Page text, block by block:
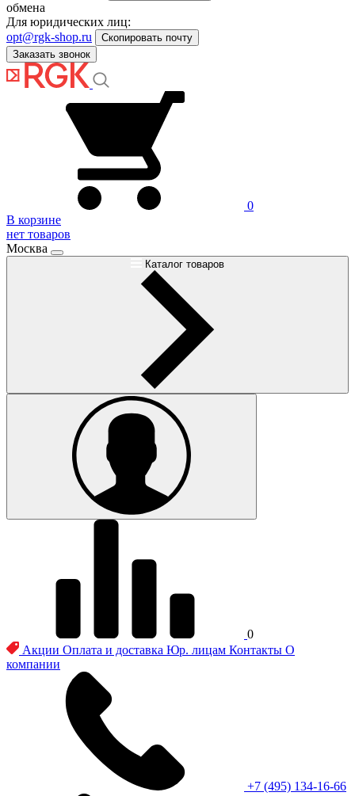
обмена
Для юридических лиц:
opt@rgk-shop.ru
Скопировать почту
Заказать звонок
0
В корзине
нет товаров
Москва
Каталог товаров
0
Акции Оплата и доставка Юр. лицам Контакты О
компании
+7 (495) 134-16-66